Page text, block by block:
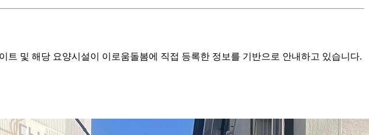
및 해당 요양시설이 이로움돌봄에 직접 등록한 정보를 기반으로 안내하고 있습니다.